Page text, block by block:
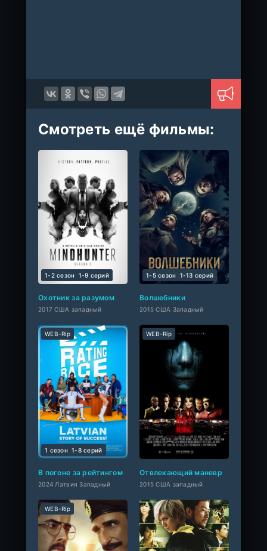
Смотреть ещё фильмы:
Охотник за разумом
2017 США западный
1-2 сезон 1-9 cерий
Волшебники
2015 США Западный
1-5 сезон 1-13 cерий
В погоне за рейтингом
2024 Латвия Западный
WEB-Rip
1 сезон 1-8 cерий
Отвлекающий маневр
2015 США западный
WEB-Rip
WEB-Rip